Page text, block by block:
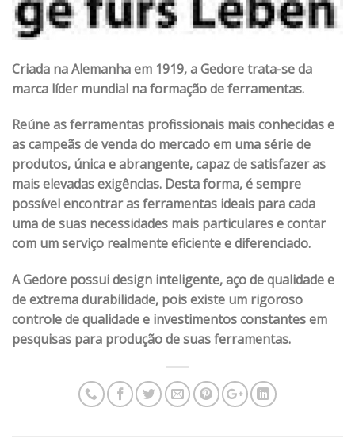
Criada na Alemanha em 1919, a Gedore trata-seda
marca líder mundial na formação de ferramentas.
Reúne as ferramentas profissionais mais conhecidas e
as campeãs de venda do mercado em uma série de
produtos, única e abrangente, capaz de satisfazer as
mais elevadas exigências. Desta forma, é sempre
possível encontrar as ferramentas ideais para cada
uma de suas necessidades mais particulares e contar
com um serviço realmente eficiente e diferenciado.
A Gedore possui design inteligente, aço de qualidade e
de extrema durabilidade, pois existe um rigoroso
controle de qualidade e investimentos constantes em
pesquisas para produção de suas ferramentas.